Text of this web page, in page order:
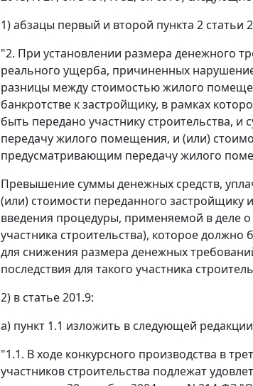
1) абзацы первый и второй пункта 2
"2. При установлении размера денежного
реального ущерба, причиненных
разницы между стоимостью жилого
банкротстве к застройщику, в рамках
быть передано участнику строительства,
передачу жилого помещения, и (или)
предусматривающим передачу жилого
Превышение суммы денежных средств,
(или) стоимости переданного
введения процедуры, применяемой в деле
участника строительства), которое
для снижения размера денежных
последствия для такого участника
2) в статье 201.9:
а) пункт 1.1 изложить в следующей
"1.1. В ходе конкурсного производства в
участников строительства подлежат